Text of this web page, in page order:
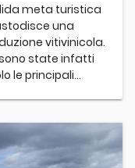
meta turistica
una
vitivinicola.
state infatti
le principali...